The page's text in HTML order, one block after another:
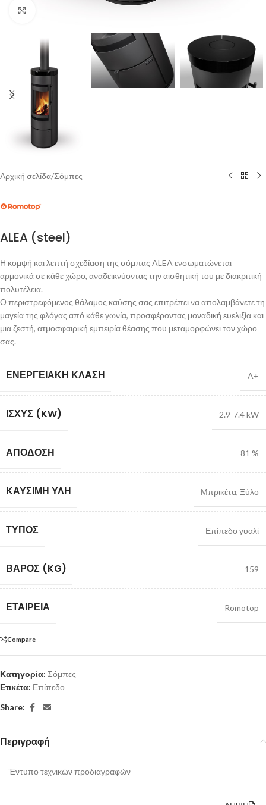
Αρχική σελίδα/Σόμπες
ALEA (steel)
Η κομψή και λεπτή σχεδίαση της σόμπας ALEA ενσωματώνεται
αρμονικά σε κάθε χώρο, αναδεικνύοντας την αισθητική του με διακριτική
πολυτέλεια.
Ο περιστρεφόμενος θάλαμος καύσης σας επιτρέπει να απολαμβάνετε τη
μαγεία της φλόγας από κάθε γωνία, προσφέροντας μοναδική ευελιξία και
μια ζεστή, ατμοσφαιρική εμπειρία θέασης που μεταμορφώνει τον χώρο
σας.
ΕΝΕΡΓΕΙΑΚΉ ΚΛΆΣΗ A+
ΙΣΧΎΣ (KW) 2.9-7.4 kW
ΑΠΌΔΟΣΗ 81 %
ΚΑΎΣΙΜΗ ΎΛΗ Μπρικέτα, Ξύλο
ΤΎΠΟΣ Επίπεδο γυαλί
ΒΆΡΟΣ (KG) 159
ΕΤΑΙΡΕΊΑ Romotop
Compare
Κατηγορία: Σόμπες
Ετικέτα: Επίπεδο
Share:
Περιγραφή
Έντυπο τεχνικών προδιαγραφών